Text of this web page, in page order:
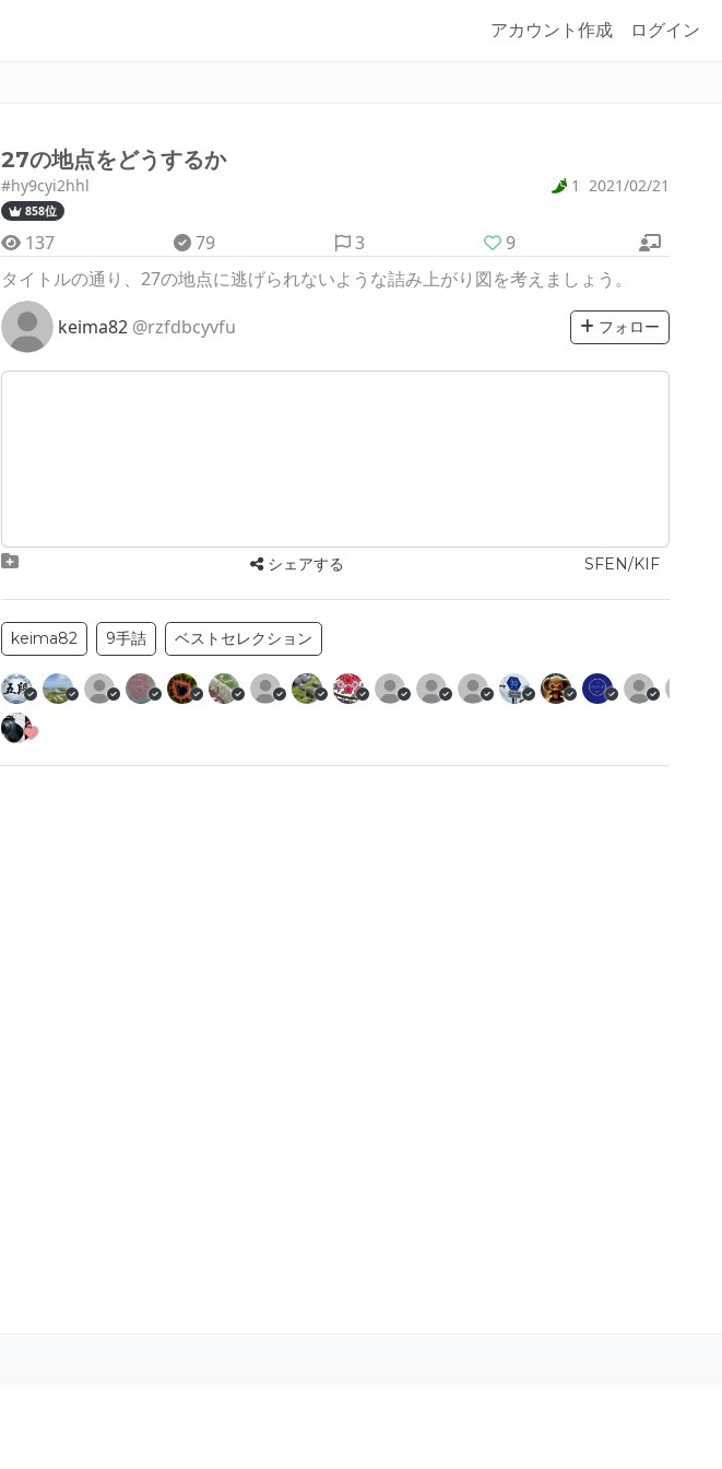
アカウント作成 ログイン
27の地点をどうするか
#hy9cyi2hhl 1 2021/02/21
858位
137 79 3
9
タイトルの通り、27の地点に逃げられないような詰み上がり図を考えましょう。
keima82 @rzfdbcyvfu フォロー
シェアする SFEN/KIF
keima82 9手詰 ベストセレクション